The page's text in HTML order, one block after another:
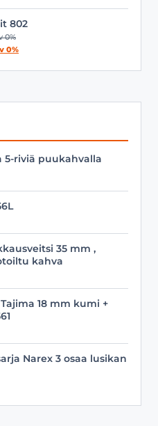
€
802
€
€
0%
0%
5-riviä puukahvalla
35 mm ,
kahva
18 mm kumi +
Narex 3 osaa lusikan